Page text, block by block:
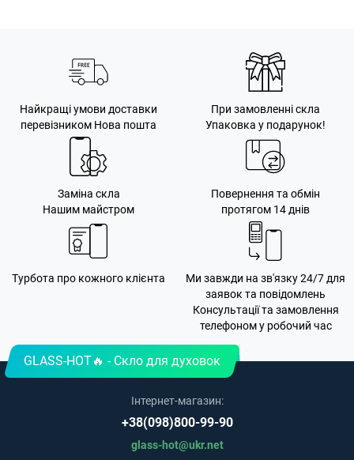
Найкращі умови доставки
перевізником Нова пошта
При замовленні скла
Упаковка у подарунок!
Заміна скла
Нашим майстром
Повернення та обмін
протягом 14 днів
Турбота про кожного клієнта
Ми завжди на зв'язку 24/7 для
заявок та повідомлень
Консультації та замовлення
телефоном у робочий час
GLASS-HOT🔥 - Скло для духовок
Інтернет-магазин:
+38(098)800-99-90
glass-hot@ukr.net